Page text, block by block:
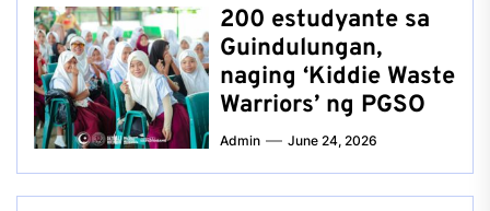
200 estudyante sa
Guindulungan,
naging ‘Kiddie Waste
Warriors’ ng PGSO
Admin June 24, 2026